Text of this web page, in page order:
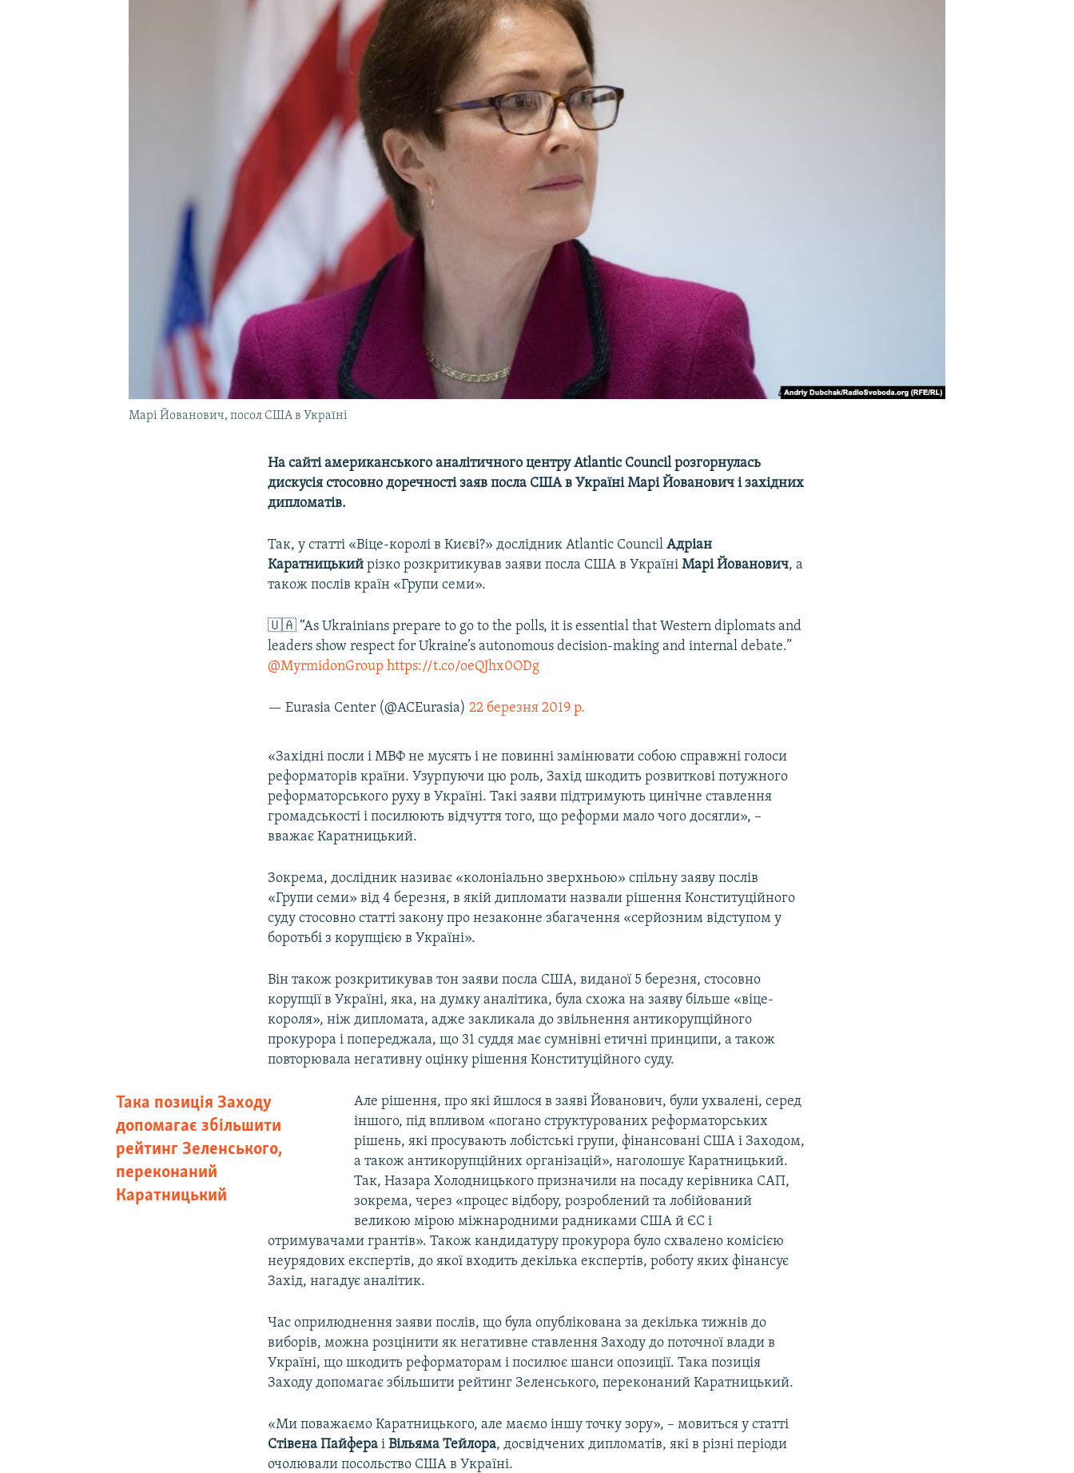
Марі Йованович, посол США в Україні
На сайті американського аналітичного центру Atlantic Council розгорнулась
дискусія стосовно доречності заяв посла США в Україні Марі Йованович і західних
дипломатів.
Так, у статті «Віце-королі в Києві?» дослідник Atlantic CouncilАдріан
Каратницький різко розкритикував заяви посла США в УкраїніМарі Йованович, а
також послів країн «Групи семи».​
🇺🇦 “As Ukrainians prepare to go to the polls, it is essential that Western diplomats and
leaders show respect for Ukraine’s autonomous decision-making and internal debate.”
@MyrmidonGroup https://t.co/oeQJhx0ODg
— Eurasia Center (@ACEurasia)22 березня 2019 р.
«Західні посли і МВФ не мусять і не повинні замінювати собою справжні голоси
реформаторів країни. Узурпуючи цю роль, Захід шкодить розвиткові потужного
реформаторського руху в Україні. Такі заяви підтримують цинічне ставлення
громадськості і посилюють відчуття того, що реформи мало чого досягли», –
вважає Каратницький.
Зокрема, дослідник називає «колоніально зверхньою» спільну заяву послів
«Групи семи» від 4 березня, в якій дипломати назвали рішення Конституційного
суду стосовно статті закону про незаконне збагачення «серйозним відступом у
боротьбі з корупцією в Україні».
Він також розкритикував тон заяви посла США, виданої 5 березня, стосовно
корупції в Україні, яка, на думку аналітика, була схожа на заяву більше «віце-
короля», ніж дипломата, адже закликала до звільнення антикорупційного
прокурора і попереджала, що 31 суддя має сумнівні етичні принципи, а також
повторювала негативну оцінку рішення Конституційного суду.
Така позиція Заходу
допомагає збільшити
рейтинг Зеленського,
переконаний
Каратницький
Але рішення, про які йшлося в заяві Йованович, були ухвалені, серед
іншого, під впливом «погано структурованих реформаторських
рішень, які просувають лобістські групи, фінансовані США і Заходом,
а також антикорупційних організацій», наголошує Каратницький.
Так, Назара Холодницького призначили на посаду керівника САП,
зокрема, через «процес відбору, розроблений та лобійований
великою мірою міжнародними радниками США й ЄС і
отримувачами грантів». Також кандидатуру прокурора було схвалено комісією
неурядових експертів, до якої входить декілька експертів, роботу яких фінансує
Захід, нагадує аналітик.
Час оприлюднення заяви послів, що була опублікована за декілька тижнів до
виборів, можна розцінити як негативне ставлення Заходу до поточної влади в
Україні, що шкодить реформаторам і посилює шанси опозиції. Така позиція
Заходу допомагає збільшити рейтинг Зеленського, переконаний Каратницький.
«Ми поважаємо Каратницького, але маємо іншу точку зору», – мовиться у статті
Стівена Пайфера іВільяма Тейлора, досвідчених дипломатів, які в різні періоди
очолювали посольство США в Україні.